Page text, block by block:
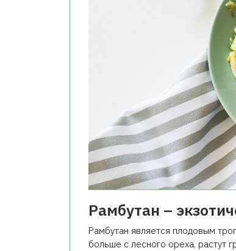
Рамбутан –
Рамбутан является плодовым
больше с лесного ореха, растут